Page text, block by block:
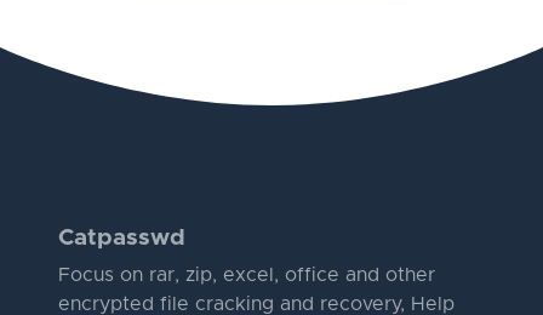
Catpasswd
Focus on rar, zip, excel, office and other
encrypted file cracking and recovery, Help